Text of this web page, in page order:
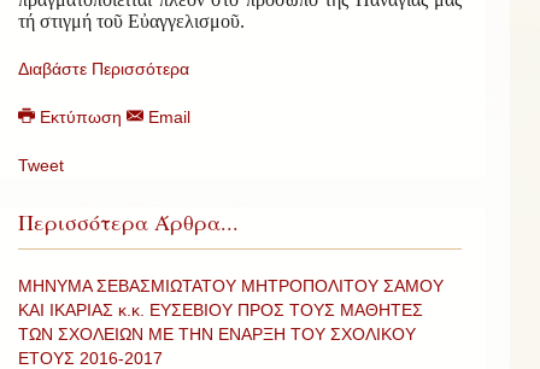
τή στιγμή τοῦ Εὐαγγελισμοῦ.
Διαβάστε Περισσότερα
Εκτύπωση Email
Tweet
Περισσότερα Άρθρα...
ΜΗΝΥΜΑ ΣΕΒΑΣΜΙΩΤΑΤΟΥ ΜΗΤΡΟΠΟΛΙΤΟΥ ΣΑΜΟΥ
ΚΑΙ ΙΚΑΡΙΑΣ κ.κ. ΕΥΣΕΒΙΟΥ ΠΡΟΣ ΤΟΥΣ ΜΑΘΗΤΕΣ
ΤΩΝ ΣΧΟΛΕΙΩΝ ΜΕ ΤΗΝ ΕΝΑΡΞΗ ΤΟΥ ΣΧΟΛΙΚΟΥ
ΕΤΟΥΣ 2016-2017